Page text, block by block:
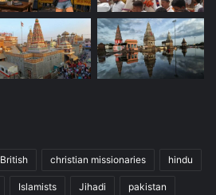
British christian missionaries hindu
Islamists Jihadi pakistan